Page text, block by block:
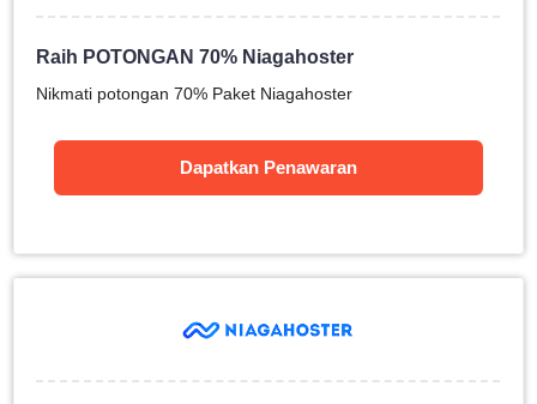
Raih POTONGAN 70% Niagahoster
Nikmati potongan 70% Paket Niagahoster
Dapatkan Penawaran